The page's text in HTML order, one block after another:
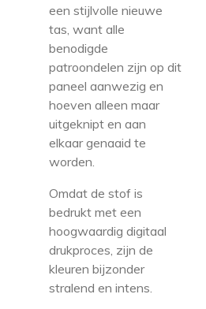
een stijlvolle nieuwe
tas, want alle
benodigde
patroondelen zijn op dit
paneel aanwezig en
hoeven alleen maar
uitgeknipt en aan
elkaar genaaid te
worden.
Omdat de stof is
bedrukt met een
hoogwaardig digitaal
drukproces, zijn de
kleuren bijzonder
stralend en intens.